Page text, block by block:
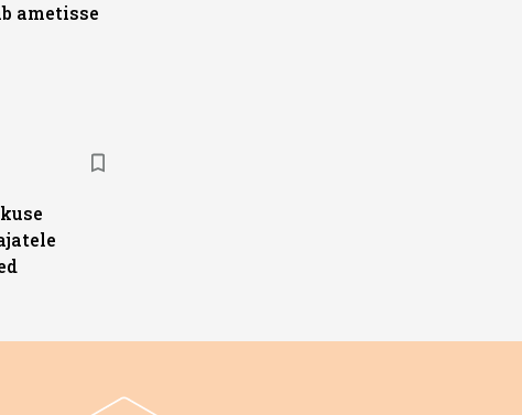
ametisse